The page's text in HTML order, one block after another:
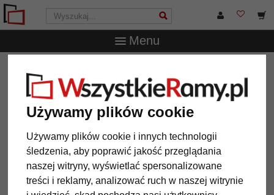
Używamy plików cookie
Używamy plików cookie i innych technologii
śledzenia, aby poprawić jakość przeglądania
naszej witryny, wyświetlać spersonalizowane
treści i reklamy, analizować ruch w naszej witrynie
Menu
ścianę Martins na wymiar
Lustro na ścianę Martins na
wymiar